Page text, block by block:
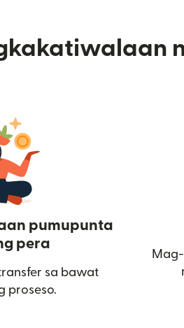
pumupunta
pera
sa bawat
proseso.